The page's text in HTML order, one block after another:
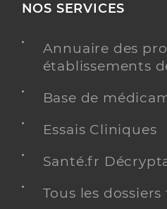
NOS SERVICES
Annuaire des
établissements
Base de
Essais Cliniques
Santé.fr
Tous les